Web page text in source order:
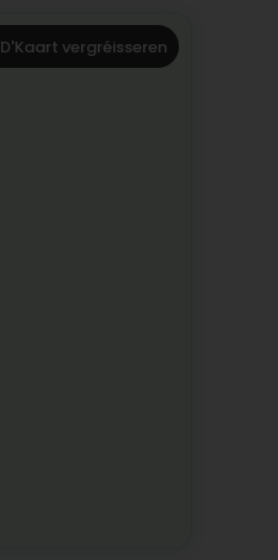
D'Kaart vergréisseren